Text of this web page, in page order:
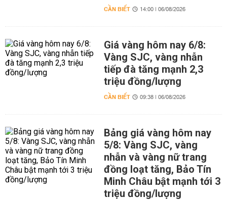
CẦN BIẾT 14:00 | 06/08/2026
Giá vàng hôm nay 6/8:
Vàng SJC, vàng nhẫn
tiếp đà tăng mạnh 2,3
triệu đồng/lượng
CẦN BIẾT 09:38 | 06/08/2026
Bảng giá vàng hôm nay
5/8: Vàng SJC, vàng
nhẫn và vàng nữ trang
đồng loạt tăng, Bảo Tín
Minh Châu bật mạnh tới 3
triệu đồng/lượng